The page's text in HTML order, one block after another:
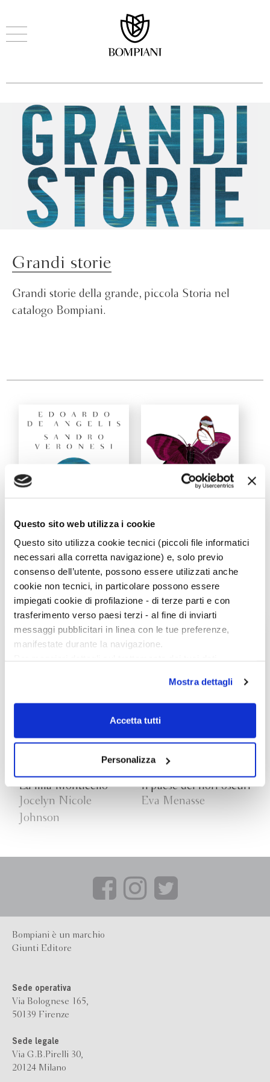
Questo sito web utilizza i cookie
Questo sito utilizza cookie tecnici (piccoli file informatici
necessari alla corretta navigazione) e, solo previo
consenso dell’utente, possono essere utilizzati anche
cookie non tecnici, in particolare possono essere
impiegati cookie di profilazione - di terze parti e con
trasferimento verso paesi terzi - al fine di inviarti
messaggi pubblicitari in linea con le tue preferenze,
manifestate durante la navigazione.
scelte privacy sui cookie, ti invitiamo a prendere visione
dell’informativa cookie.
Chiudendo il banner tramite la “X” prosegui la
dei soli cookie tecnici. Selezionando “Accetta tutti” presti
il tuo consenso alla profilazione che potrai revocare in
ogni momentoRevoca
Mostra dettagli
Accetta tutti
Personalizza
Grandi storie
Grandi storie della grande, piccola Storia nel
catalogo Bompiani.
Comandante
Edoardo De Angelis,
Sandro Veronesi
Teoria e pratica di
ogni cosa
Marisha Pessl
La mia Monticello
Jocelyn Nicole
Johnson
Il paese dei fiori oscuri
Eva Menasse
Bompiani è un marchio
Giunti Editore
Sede operativa
Via Bolognese 165,
50139 Firenze
Sede legale
Via G.B.Pirelli 30,
20124 Milano